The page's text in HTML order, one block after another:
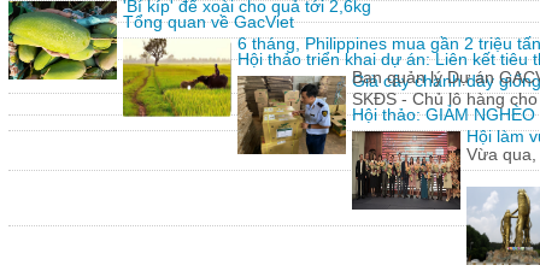
'Bí kíp' để xoài cho quả tới 2,6kg
6 tháng, Philippines mua gần 2 triệu
Giả cây chanh dây
SKĐS - Chủ lô hàng
Hội làm
Vừa qua,
Tổng quan về GacViet
Hội thảo triển khai dự án: Liên kết tiêu
Ban quản lý Dự án
Hội thảo: GIẢM